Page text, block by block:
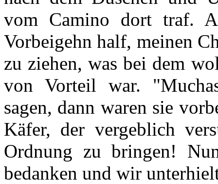
vom Camino dort traf.
Vorbeigehn half, meinen
zu ziehen, was bei dem
von Vorteil war.
sagen, dann waren sie
Käfer, der vergeblich
Ordnung zu bringen!
bedanken und wir